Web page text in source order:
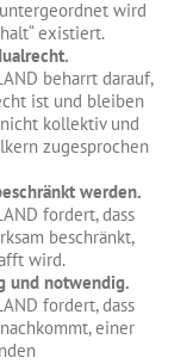
wird
existiert.
beharrt darauf,
ist und bleiben
kollektiv und
zugesprochen
werden.
fordert, dass
beschränkt,
wird.
und notwendig.
fordert, dass
einer